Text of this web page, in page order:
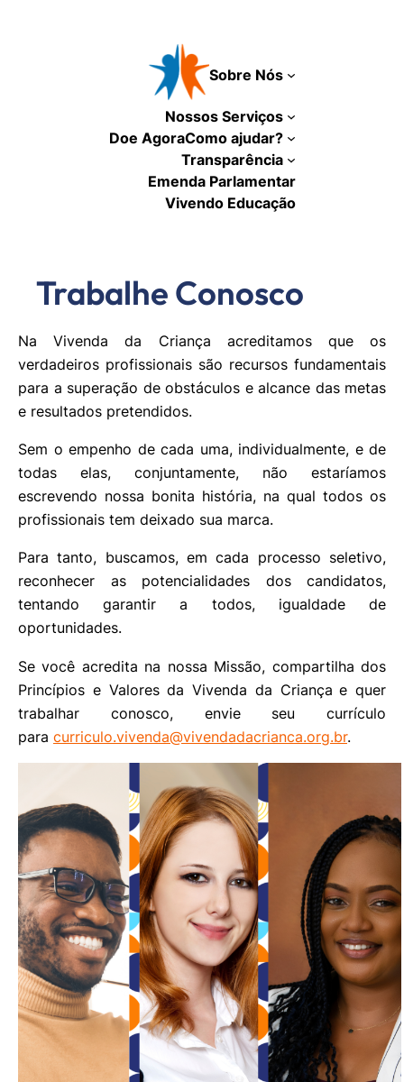
Sobre Nós
Nossos Serviços
Doe AgoraComo ajudar?
Transparência
Emenda Parlamentar
Vivendo Educação
Trabalhe Conosco
Na Vivenda da Criança acreditamos que os
verdadeiros profissionais são recursos fundamentais
para a superação de obstáculos e alcance das metas
e resultados pretendidos.
Sem o empenho de cada uma, individualmente, e de
todas elas, conjuntamente, não estaríamos
escrevendo nossa bonita história, na qual todos os
profissionais tem deixado sua marca.
Para tanto, buscamos, em cada processo seletivo,
reconhecer as potencialidades dos candidatos,
tentando garantir a todos, igualdade de
oportunidades.
Se você acredita na nossa Missão, compartilha dos
Princípios e Valores da Vivenda da Criança e quer
trabalhar conosco, envie seu currículo
para curriculo.vivenda@vivendadacrianca.org.br.